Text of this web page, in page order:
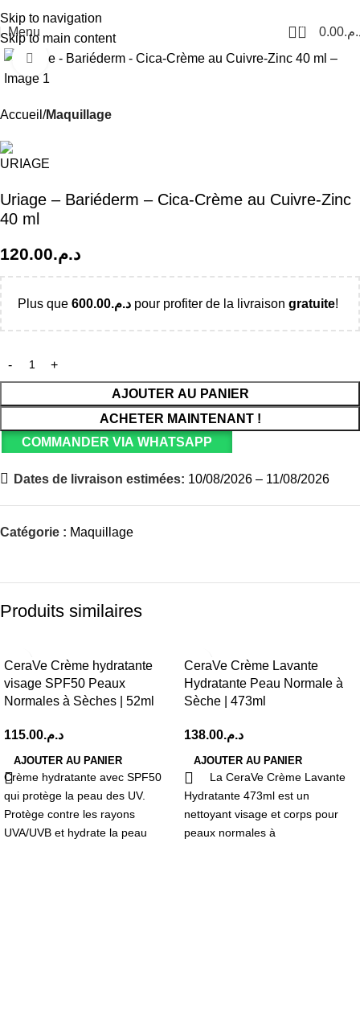
Skip to navigation
Skip to main content
Menu 0 0.00
Click to enlarge
Accueil Maquillage
Uriage – Bariéderm – Cica-Crème au Cuivre-Zinc
40 ml
د.م.120.00
Plus que د.م.600.00 pour profiter de la livraison gratuite!
AJOUTER AU PANIER
ACHETER MAINTENANT !
COMMANDER VIA WHATSAPP
Dates de livraison estimées: 10/08/2026 – 11/08/2026
Catégorie : Maquillage
Produits similaires
CeraVe Crème hydratante
visage SPF50 Peaux
Normales à Sèches | 52ml
د.م.115.00
AJOUTER AU PANIER
Crème hydratante avec SPF50
qui protège la peau des UV.
Protège contre les rayons
UVA/UVB et hydrate la peau
CeraVe Crème Lavante
Hydratante Peau Normale à
Sèche | 473ml
د.م.138.00
AJOUTER AU PANIER
La CeraVe Crème Lavante
Hydratante 473ml est un
nettoyant visage et corps pour
peaux normales à